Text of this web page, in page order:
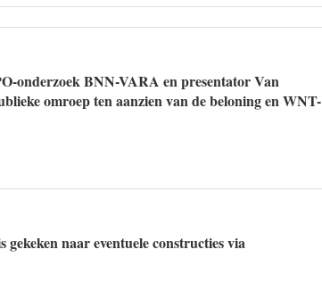
onderzoek BNN-VARA en presentator Van
omroep ten aanzien van de beloning en WNT-
naar eventuele constructies via